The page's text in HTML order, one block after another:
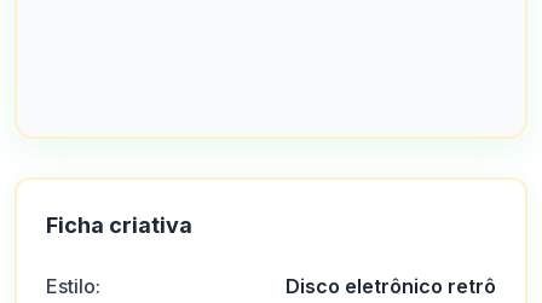
Ficha criativa
Estilo: Disco eletrônico retrô